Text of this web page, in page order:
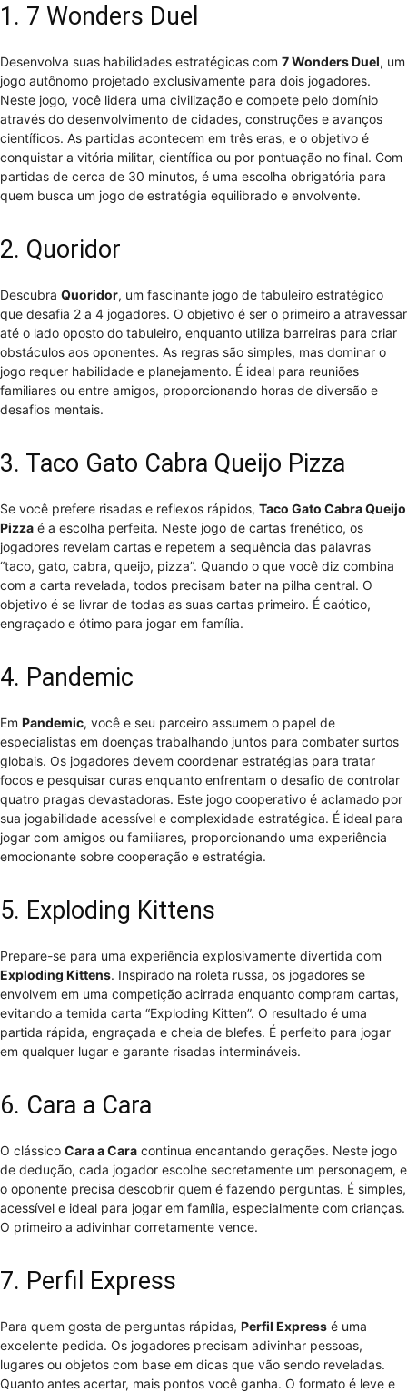
1. 7 Wonders Duel
Desenvolva suas habilidades estratégicas com 7 Wonders Duel, um
jogo autônomo projetado exclusivamente para dois jogadores.
Neste jogo, você lidera uma civilização e compete pelo domínio
através do desenvolvimento de cidades, construções e avanços
científicos. As partidas acontecem em três eras, e o objetivo é
conquistar a vitória militar, científica ou por pontuação no final. Com
partidas de cerca de 30 minutos, é uma escolha obrigatória para
quem busca um jogo de estratégia equilibrado e envolvente.
2. Quoridor
Descubra Quoridor, um fascinante jogo de tabuleiro estratégico
que desafia 2 a 4 jogadores. O objetivo é ser o primeiro a atravessar
até o lado oposto do tabuleiro, enquanto utiliza barreiras para criar
obstáculos aos oponentes. As regras são simples, mas dominar o
jogo requer habilidade e planejamento. É ideal para reuniões
familiares ou entre amigos, proporcionando horas de diversão e
desafios mentais.
3. Taco Gato Cabra Queijo Pizza
Se você prefere risadas e reflexos rápidos, Taco Gato Cabra Queijo
Pizza é a escolha perfeita. Neste jogo de cartas frenético, os
jogadores revelam cartas e repetem a sequência das palavras
“taco, gato, cabra, queijo, pizza”. Quando o que você diz combina
com a carta revelada, todos precisam bater na pilha central. O
objetivo é se livrar de todas as suas cartas primeiro. É caótico,
engraçado e ótimo para jogar em família.
4. Pandemic
Em Pandemic, você e seu parceiro assumem o papel de
especialistas em doenças trabalhando juntos para combater surtos
globais. Os jogadores devem coordenar estratégias para tratar
focos e pesquisar curas enquanto enfrentam o desafio de controlar
quatro pragas devastadoras. Este jogo cooperativo é aclamado por
sua jogabilidade acessível e complexidade estratégica. É ideal para
jogar com amigos ou familiares, proporcionando uma experiência
emocionante sobre cooperação e estratégia.
5. Exploding Kittens
Prepare-se para uma experiência explosivamente divertida com
Exploding Kittens. Inspirado na roleta russa, os jogadores se
envolvem em uma competição acirrada enquanto compram cartas,
evitando a temida carta “Exploding Kitten”. O resultado é uma
partida rápida, engraçada e cheia de blefes. É perfeito para jogar
em qualquer lugar e garante risadas intermináveis.
6. Cara a Cara
O clássico Cara a Cara continua encantando gerações. Neste jogo
de dedução, cada jogador escolhe secretamente um personagem, e
o oponente precisa descobrir quem é fazendo perguntas. É simples,
acessível e ideal para jogar em família, especialmente com crianças.
O primeiro a adivinhar corretamente vence.
7. Perfil Express
Para quem gosta de perguntas rápidas, Perfil Express é uma
excelente pedida. Os jogadores precisam adivinhar pessoas,
lugares ou objetos com base em dicas que vão sendo reveladas.
Quanto antes acertar, mais pontos você ganha. O formato é leve e